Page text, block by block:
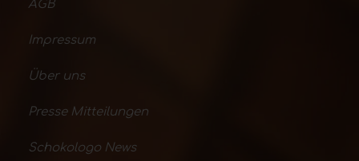
AGB
Impressum
Über uns
Presse Mitteilungen
Schokologo News